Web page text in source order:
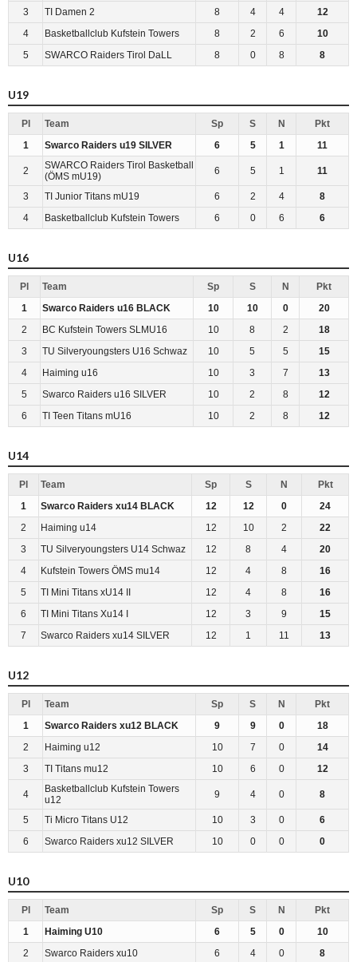
3 TI Damen 2 8 4 4
12
4
Basketballclub Kufstein Towers 8 2 6
10
5
SWARCO Raiders Tirol DaLL 8 0 8 8
U19
Pl Team Sp S N
Pkt
1
Swarco Raiders u19 SILVER 6 5 1 11
2
SWARCO Raiders Tirol Basketball
(ÖMS mU19)
6 5 1 11
3 TI Junior Titans mU19 6 2 4
8
4
Basketballclub Kufstein Towers 6 0 6 6
U16
Pl Team Sp S N
Pkt
1
Swarco Raiders u16 BLACK 10 10 0
20
2
BC Kufstein Towers SLMU16 10 8 2
18
3
TU Silveryoungsters U16 Schwaz 10 5 5
15
4
Haiming u16 10 3 7
13
5
Swarco Raiders u16 SILVER 10 2 8
12
6
TI Teen Titans mU16 10 2 8 12
U14
Pl Team Sp S N
Pkt
1
Swarco Raiders xu14 BLACK 12 12 0
24
2
Haiming u14 12 10 2
22
3
TU Silveryoungsters U14 Schwaz 12 8 4
20
4
Kufstein Towers ÖMS mu14 12 4 8
16
5
TI Mini Titans xU14 II 12 4 8
16
6
TI Mini Titans Xu14 I 12 3 9
15
7
Swarco Raiders xu14 SILVER 12 1 11 13
U12
Pl Team Sp S N
Pkt
1
Swarco Raiders xu12 BLACK 9 9 0
18
2
Haiming u12 10 7 0
14
3
TI Titans mu12 10 6 0 12
4
Basketballclub Kufstein Towers
u12
9 4 0 8
5 Ti Micro Titans U12 10 3 0
6
6
Swarco Raiders xu12 SILVER 10 0 0 0
U10
Pl Team Sp S N
Pkt
1
Haiming U10 6 5 0
10
2
Swarco Raiders xu10 6 4 0
8